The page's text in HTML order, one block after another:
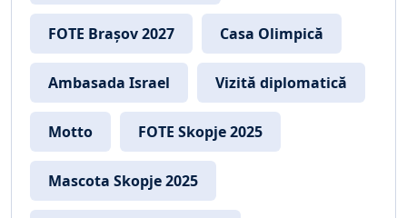
FOTE Brașov 2027 Casa Olimpică
Ambasada Israel Vizită diplomatică
Motto FOTE Skopje 2025
Mascota Skopje 2025